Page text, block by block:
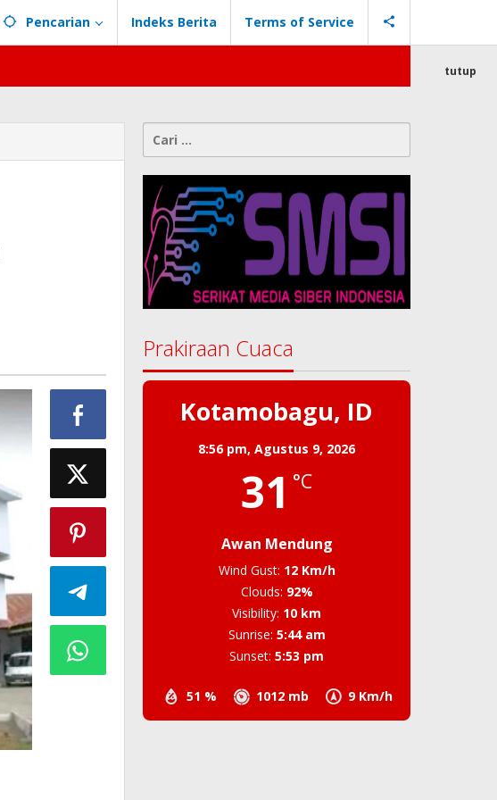
Pencarian Indeks Berita Terms of Service
tutup
Cari
untuk:
Prakiraan Cuaca
Kotamobagu, ID
8:56 pm,Agustus 9, 2026
31 °C
Awan Mendung
51 % 1012 mb 9 Km/h
Wind Gust: 12 Km/h
Clouds: 92%
Visibility: 10 km
Sunrise: 5:44 am
Sunset: 5:53 pm